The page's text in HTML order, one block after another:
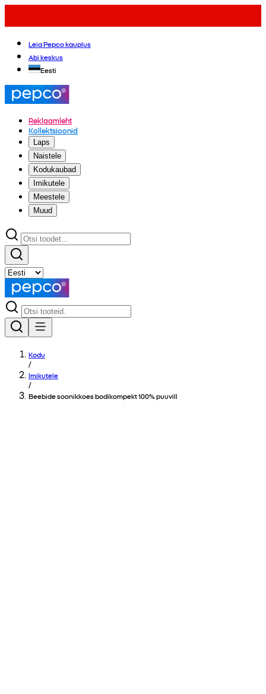
Leia Pepco kauplus
Abi keskus
Eesti
Reklaamleht
Kollektsioonid
Laps
Naistele
Kodukaubad
Imikutele
Meestele
Muud
Kodu
/
Imikutele
/
Beebide soonikkoes bodikompekt 100% puuvill